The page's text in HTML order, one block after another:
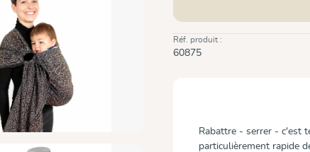
Réf. produit :
60875
Rabattre - serrer - c'est
particulièrement rapide